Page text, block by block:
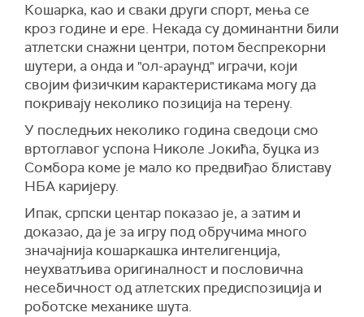
Кошарка, као и сваки други спорт, мења се
кроз године и ере. Некада су доминантни били
атлетски снажни центри, потом беспрекорни
шутери, а онда и "ол-араунд" играчи, који
својим физичким карактеристикама могу да
покривају неколико позиција на терену.
У последњих неколико година сведоци смо
вртоглавог успона Николе Јокића, буцка из
Сомбора коме је мало ко предвиђао блиставу
НБА каријеру.
Ипак, српски центар показао је, а затим и
доказао, да је за игру под обручима много
значајнија кошаркашка интелигенција,
неухватљива оригиналност и пословична
несебичност од атлетских предиспозиција и
роботске механике шута.